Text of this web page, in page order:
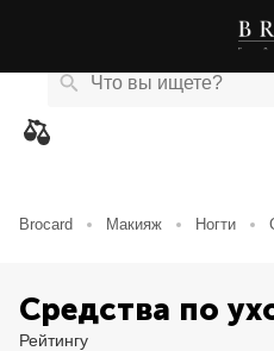
Brocard Макияж Ногти
Средства по
Рейтингу